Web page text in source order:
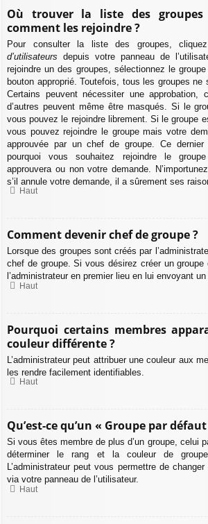
Où trouver la liste des groupes
comment les rejoindre ?
Pour consulter la liste des groupes,
d’utilisateurs depuis votre panneau de
rejoindre un des groupes, sélectionnez le
bouton approprié. Toutefois, tous les groupes ne
Certains peuvent nécessiter une approbation,
d’autres peuvent même être masqués. Si le
vous pouvez le rejoindre librement. Si le groupe
vous pouvez rejoindre le groupe mais votre
approuvée par un chef de groupe. Ce dernier
pourquoi vous souhaitez rejoindre le
approuvera ou non votre demande.
s’il annule votre demande, il a sûrement ses
Haut
Comment devenir chef de groupe ?
Lorsque des groupes sont créés par
chef de groupe. Si vous désirez créer un groupe
l’administrateur en premier lieu en lui envoyant
Haut
Pourquoi certains membres
couleur différente ?
L’administrateur peut attribuer une couleur aux
les rendre facilement identifiables.
Haut
Qu’est-ce qu’un « Groupe par défaut
Si vous êtes membre de plus d’un groupe, celui
déterminer le rang et la couleur de
L’administrateur peut vous permettre de
via votre panneau de l’utilisateur.
Haut